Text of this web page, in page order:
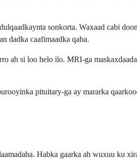
sonkorta. Waxaad cabi
dadka caafimaadka qaba.
ah si loo helo ilo. MRI-ga
pituitary-ga ay mararka
Habka gaarka ah wuxuu ku